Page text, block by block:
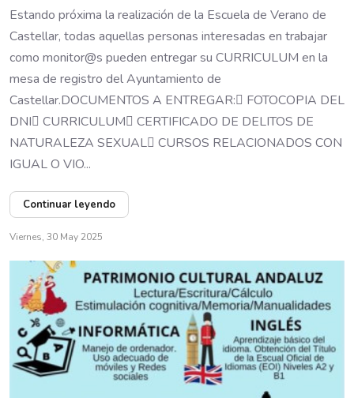
Estando próxima la realización de la Escuela de Verano de
Castellar, todas aquellas personas interesadas en trabajar
como monitor@s pueden entregar su CURRICULUM en la
mesa de registro del Ayuntamiento de
Castellar.DOCUMENTOS A ENTREGAR: FOTOCOPIA DEL
DNI CURRICULUM CERTIFICADO DE DELITOS DE
NATURALEZA SEXUAL CURSOS RELACIONADOS CON
IGUAL O VIO...
Continuar leyendo
Viernes, 30 May 2025